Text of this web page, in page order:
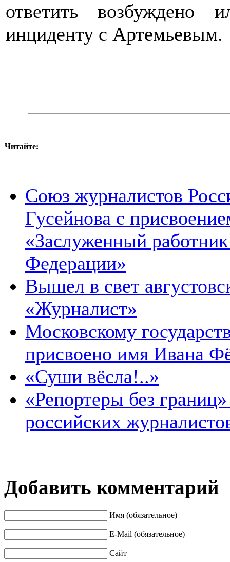
ответить
инциденту с Артемьевым.
Читайте:
Союз журналистов
Гусейнова с
«Заслуженный
Федерации»
Вышел в свет
«Журналист»
Московскому
присвоено имя Ивана
«Суши вёсла!..»
«Репортеры без
российских
Добавить комментарий
Имя (обязательное)
E-Mail (обязательное)
Сайт